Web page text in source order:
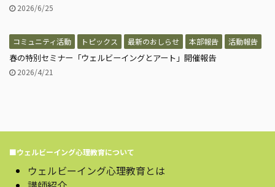
2026/6/25
コミュニティ活動 トピックス 最新のおしらせ 本部報告 活動報告
春の特別セミナー「ウェルビーイングとアート」開催報告
2026/4/21
■ウェルビーイング心理教育について
ウェルビーイング心理教育とは